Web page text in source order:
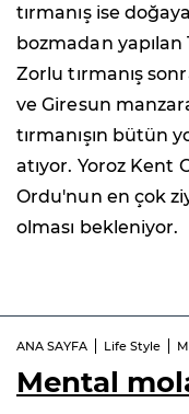
tırmanış ise
bozmadan yapılan
Zorlu tırmanış
ve Giresun
tırmanışın bütün
atıyor. Yoroz Kent
Ordu'nun en çok
olması bekleniyor.
ANA SAYFA Life Style
Mental